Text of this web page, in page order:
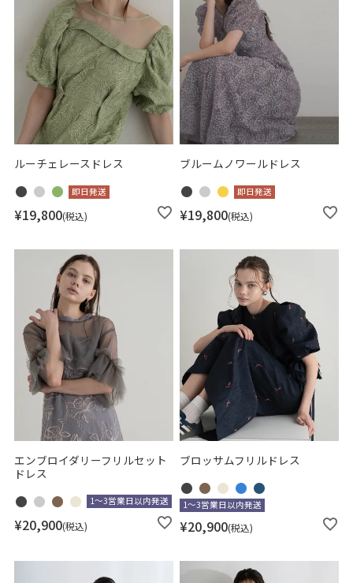
ルーチェレースドレス
即日発送
¥19,800 税込
ブルームノワールドレス
即日発送
¥19,800 税込
エンブロイダリーフリルセット
ドレス
1～3営業日以内発送
¥20,900 税込
ブロッサムフリルドレス
1～3営業日以内発送
¥20,900 税込